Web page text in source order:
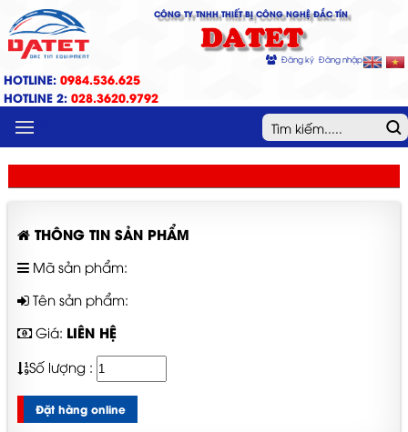
CÔNG TY TNHH THIẾT BỊ CÔNG NGHỆ ĐẮC TÍN
DATET
Đăng ký Đăng nhập
HOTLINE: 0984.536.625
HOTLINE 2: 028.3620.9792
MENU
THÔNG TIN SẢN PHẨM
Mã sản phẩm:
Tên sản phẩm:
Giá: LIÊN HỆ
Số lượng :
Đặt hàng online